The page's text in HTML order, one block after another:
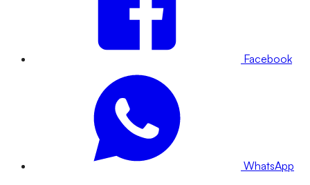
Facebook
WhatsApp